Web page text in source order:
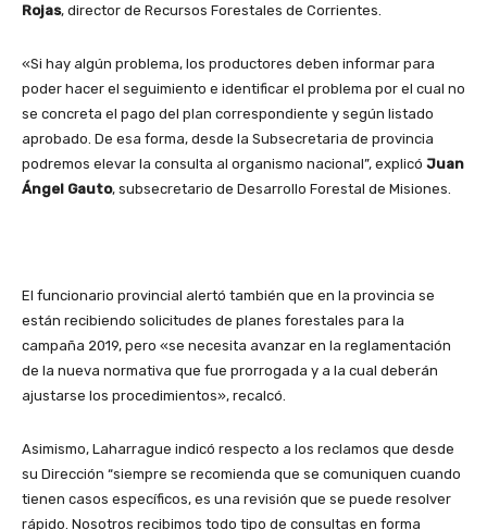
Rojas, director de Recursos Forestales de Corrientes.
«Si hay algún problema, los productores deben informar para
poder hacer el seguimiento e identificar el problema por el cual no
se concreta el pago del plan correspondiente y según listado
aprobado. De esa forma, desde la Subsecretaria de provincia
podremos elevar la consulta al organismo nacional”, explicó Juan
Ángel Gauto, subsecretario de Desarrollo Forestal de Misiones.
El funcionario provincial alertó también que en la provincia se
están recibiendo solicitudes de planes forestales para la
campaña 2019, pero «se necesita avanzar en la reglamentación
de la nueva normativa que fue prorrogada y a la cual deberán
ajustarse los procedimientos», recalcó.
Asimismo, Laharrague indicó respecto a los reclamos que desde
su Dirección “siempre se recomienda que se comuniquen cuando
tienen casos específicos, es una revisión que se puede resolver
rápido. Nosotros recibimos todo tipo de consultas en forma